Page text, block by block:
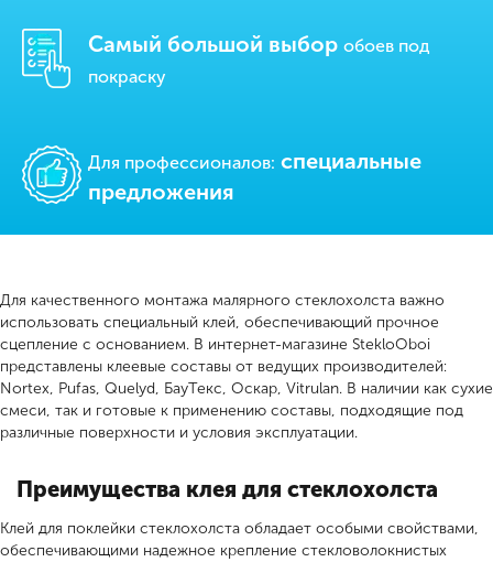
Самый большой выбор обоев под
покраску
Для профессионалов: cпециальные
предложения
Для качественного монтажа малярного стеклохолста важно
использовать специальный клей, обеспечивающий прочное
сцепление с основанием. В интернет-магазине StekloOboi
представлены клеевые составы от ведущих производителей:
Nortex, Pufas, Quelyd, БауТекс, Оскар, Vitrulan. В наличии как сухие
смеси, так и готовые к применению составы, подходящие под
различные поверхности и условия эксплуатации.
Преимущества клея для стеклохолста
Клей для поклейки стеклохолста обладает особыми свойствами,
обеспечивающими надежное крепление стекловолокнистых